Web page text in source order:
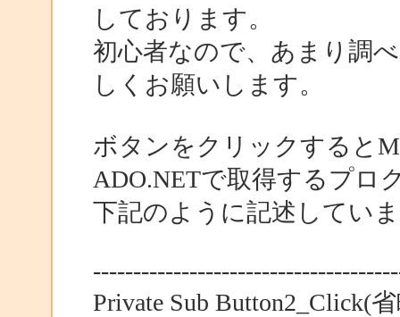
しております。
初心者なので、あまり調
しくお願いします。
ボタンをクリックすると
ADO.NETで取得するプロ
下記のように記述してい
Private Sub Button2_Click(